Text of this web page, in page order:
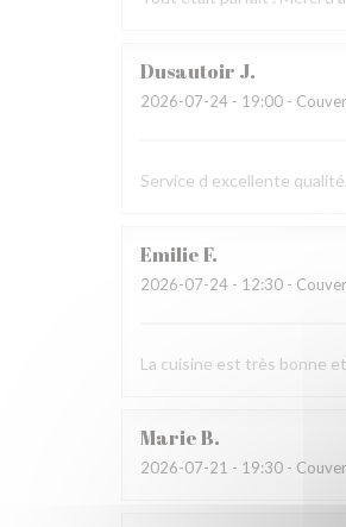
Dusautoir J
2026-07-24 - 19:00 -
Service d excellente
EmilieF
2026-07-24 - 12:30 -
La cuisine est très bonne
MarieB
2026-07-21 - 19:30 -